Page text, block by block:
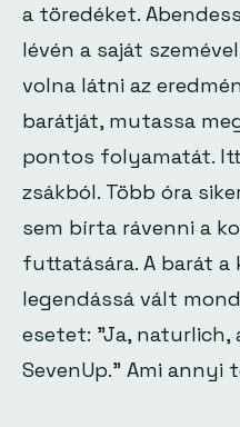
a töredéket.
lévén a saját
volna látni az
barátját, mutassa
pontos folyamatát.
zsákból. Több óra
sem bírta rávenni a
futtatására. A barát a
legendássá vált
esetet: "Ja, naturlich,
SevenUp." Ami annyi